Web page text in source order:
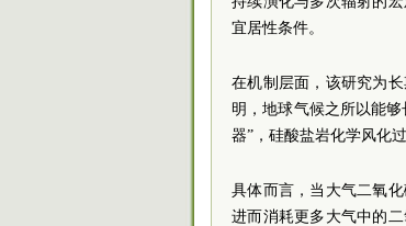
宜居性条件。
在机制层面，该研究为
明，地球气候之所以能
器”，硅酸盐岩化学风化过
具体而言，当大气二氧
进而消耗更多大气中的